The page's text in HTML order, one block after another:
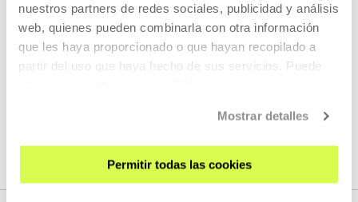
nuestros partners de redes sociales, publicidad y análisis
web, quienes pueden combinarla con otra información
que les haya proporcionado o que hayan recopilado a
partir del uso que haya hecho de sus servicios. Puede
Mostrar detalles
Permitir todas las cookies
NEXT LIVE STREAMS
SEE FULL PROGRAM